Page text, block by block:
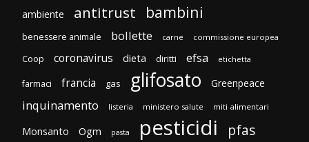
ambiente antitrust bambini
benessere animale bollette carne commissione europea
Coop coronavirus dieta diritti efsa etichetta
farmaci francia gas glifosato Greenpeace
inquinamento listeria ministero salute miti alimentari
Monsanto Ogm pasta pesticidi pfas